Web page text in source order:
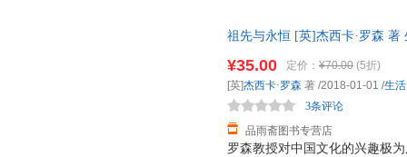
祖先与永恒 [英]杰西卡·罗森
罗森教授对中国文化的兴趣极
¥35.00 定价： ¥70.00 (5折)
品雨斋图书专营店
3条评论
[英]杰西卡·罗森 著 /2018-01-01 /生